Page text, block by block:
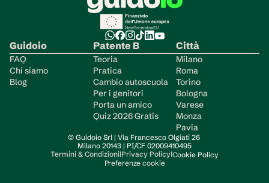
Guidoio
FAQ
Chi siamo
Blog
Patente B
Teoria
Pratica
Cambio autoscuola
Per i genitori
Porta un amico
Quiz 2026 Gratis
Città
Milano
Roma
Torino
Bologna
Varese
Monza
Pavia
© Guidoio Srl | Via Francesco Olgiati 26
Milano 20143 | PI/CF 02009410495
Termini & Condizioni|Privacy Policy|Cookie Policy
Preferenze cookie